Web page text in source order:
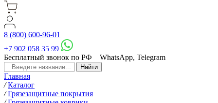
8 (800) 600-96-01
+7 902 058 35 99
Бесплатный звонок по РФ
WhatsApp, Telegram
Главная
/ Каталог
/ Грязезащитные покрытия